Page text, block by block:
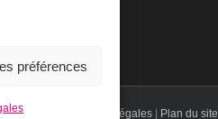
préférences
Mentions légales Plan du site